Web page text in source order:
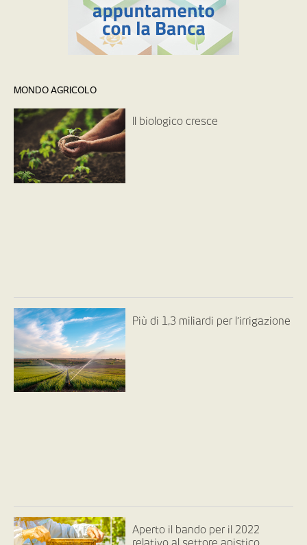
MONDO AGRICOLO
Il biologico cresce
Più di 1,3 miliardi per l’irrigazione
Aperto il bando per il 2022